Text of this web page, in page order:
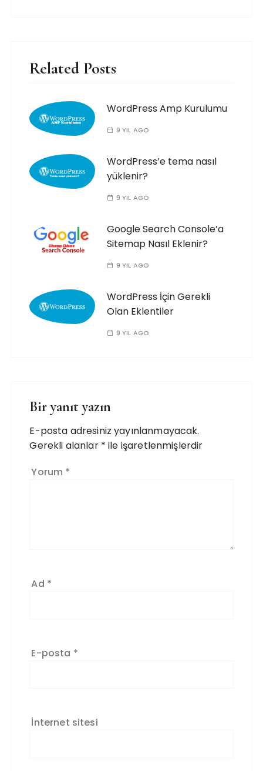
Related Posts
WordPress Amp Kurulumu
9 YIL AGO
WordPress’e tema nasıl
yüklenir?
9 YIL AGO
Google Search Console’a
Sitemap Nasıl Eklenir?
9 YIL AGO
WordPress İçin Gerekli
Olan Eklentiler
9 YIL AGO
Bir yanıt yazın
E-posta adresiniz yayınlanmayacak.
Gerekli alanlar * ile işaretlenmişlerdir
Yorum *
Ad *
E-posta *
İnternet sitesi